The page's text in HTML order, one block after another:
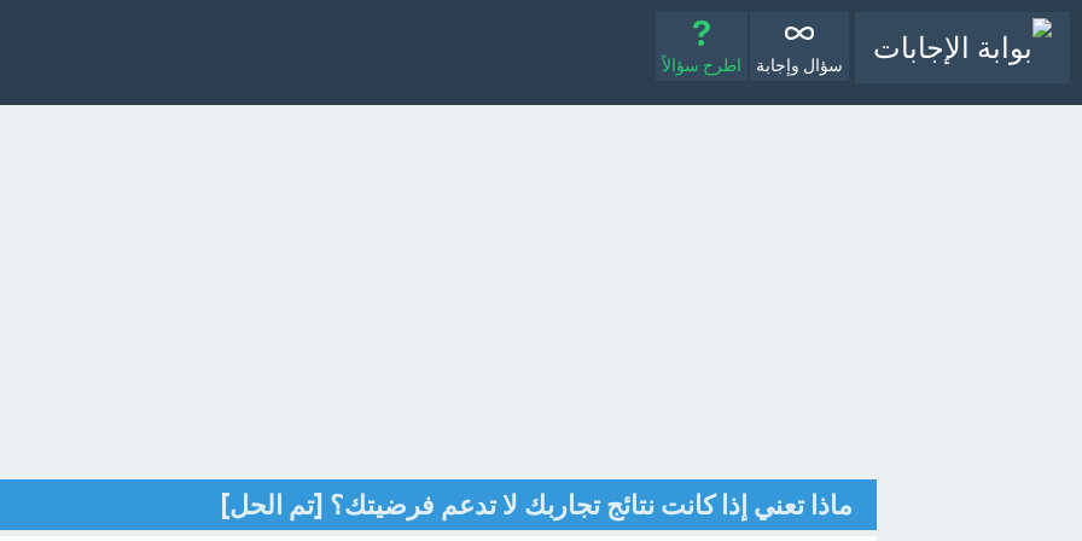
سؤال وإجابة اطرح سؤالاً
ماذا تعني إذا كانت نتائج تجاربك لا تدعم فرضيتك؟ [تم الحل]